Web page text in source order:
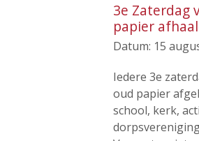
3e Zaterdag
papier
Datum: 15
Iedere 3e
oud papier
school, kerk,